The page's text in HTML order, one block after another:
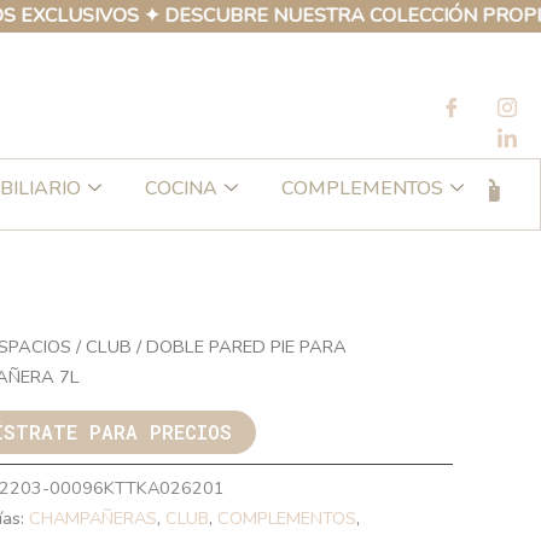
✦ DESCUBRE NUESTRA COLECCIÓN PROPIA DE
COCINA COMPLEMENTOS
/ CLUB / DOBLE PARED PIE PARA
7L
PARA PRECIOS
00096KTTKA026201
CHAMPAÑERAS, CLUB, COMPLEMENTOS,